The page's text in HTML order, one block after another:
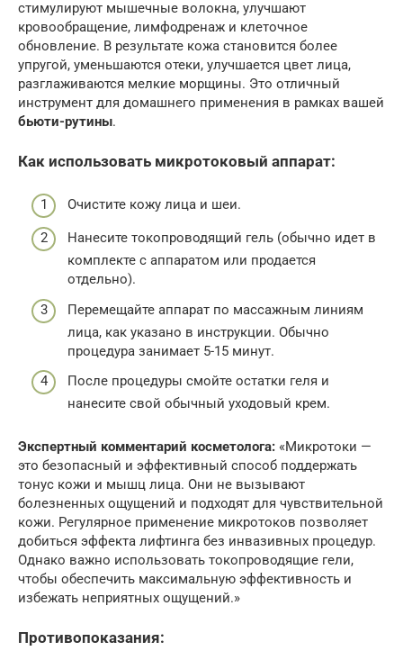
стимулируют мышечные волокна, улучшают
кровообращение, лимфодренаж и клеточное
обновление. В результате кожа становится более
упругой, уменьшаются отеки, улучшается цвет лица,
разглаживаются мелкие морщины. Это отличный
инструмент для домашнего применения в рамках вашей
бьюти-рутины.
Как использовать микротоковый аппарат:
Очистите кожу лица и шеи.
Нанесите токопроводящий гель (обычно идет в
комплекте с аппаратом или продается
отдельно).
Перемещайте аппарат по массажным линиям
лица, как указано в инструкции. Обычно
процедура занимает 5-15 минут.
После процедуры смойте остатки геля и
нанесите свой обычный уходовый крем.
Экспертный комментарий косметолога: «Микротоки —
это безопасный и эффективный способ поддержать
тонус кожи и мышц лица. Они не вызывают
болезненных ощущений и подходят для чувствительной
кожи. Регулярное применение микротоков позволяет
добиться эффекта лифтинга без инвазивных процедур.
Однако важно использовать токопроводящие гели,
чтобы обеспечить максимальную эффективность и
избежать неприятных ощущений.»
Противопоказания: